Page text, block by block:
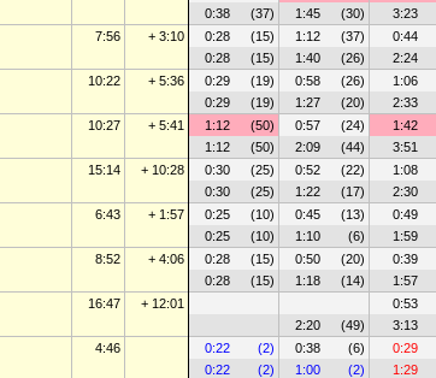
0:38 (37) 1:45 (30) 3:23
7:56 + 3:10 0:28 (15) 1:12 (37) 0:44
0:28 (15) 1:40 (26) 2:24
10:22 + 5:36 0:29 (19) 0:58 (26) 1:06
0:29 (19) 1:27 (20) 2:33
10:27 + 5:41 1:12 (50) 0:57 (24) 1:42
1:12 (50) 2:09 (44) 3:51
15:14 + 10:28 0:30 (25) 0:52 (22) 1:08
0:30 (25) 1:22 (17) 2:30
6:43 + 1:57 0:25 (10) 0:45 (13) 0:49
0:25 (10) 1:10 (6) 1:59
8:52 + 4:06 0:28 (15) 0:50 (20) 0:39
0:28 (15) 1:18 (14) 1:57
16:47 + 12:01 0:53
2:20 (49) 3:13
4:46 0:22 (2) 0:38 (6) 0:29
0:22 (2) 1:00 (2) 1:29